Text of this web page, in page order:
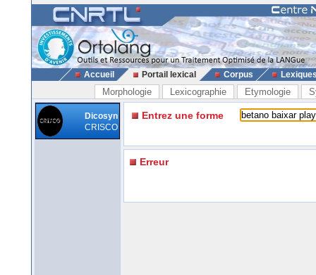
Accueil Portail lexical Corpus
Morphologie Lexicographie Etymologie
Dicosyn
CRISCO
Entrez une forme
Erreur